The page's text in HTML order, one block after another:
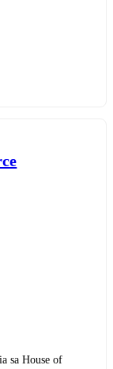
sa House of